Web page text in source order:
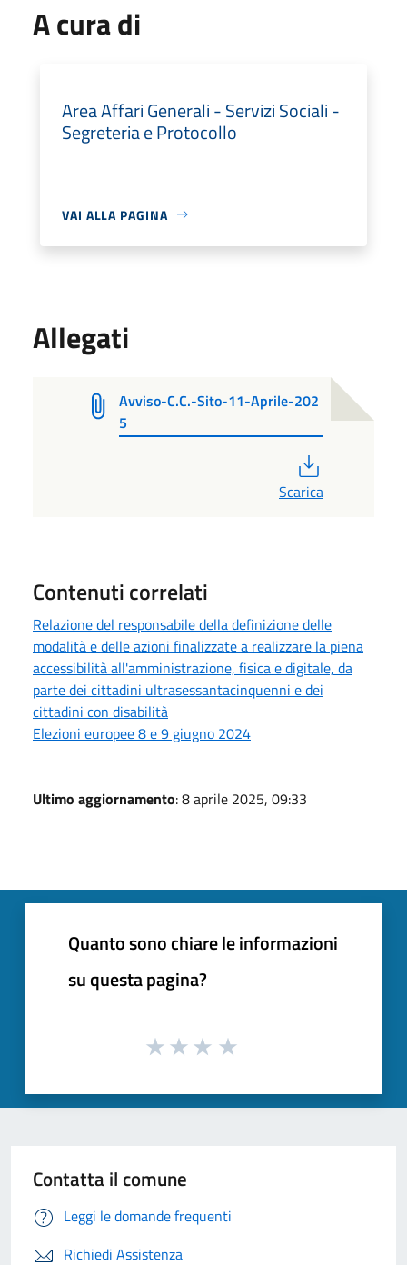
A cura di
Area Affari Generali - Servizi Sociali -
Segreteria e Protocollo
VAI ALLA PAGINA
Allegati
Avviso-C.C.-Sito-11-Aprile-202
5
Scarica
Contenuti correlati
Relazione del responsabile della definizione delle
modalità e delle azioni finalizzate a realizzare la piena
accessibilità all'amministrazione, fisica e digitale, da
parte dei cittadini ultrasessantacinquenni e dei
cittadini con disabilità
Elezioni europee 8 e 9 giugno 2024
Ultimo aggiornamento: 8 aprile 2025, 09:33
Quanto sono chiare le informazioni
su questa pagina?
Contatta il comune
Leggi le domande frequenti
Richiedi Assistenza